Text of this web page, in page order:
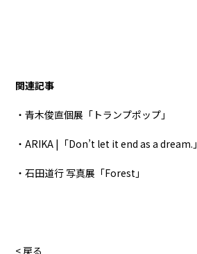
関連記事
・青木俊直個展「トランプポップ」
・ARIKA |「Don’t let it end as a dream.」
・石田道行 写真展「Forest」
< 戻る